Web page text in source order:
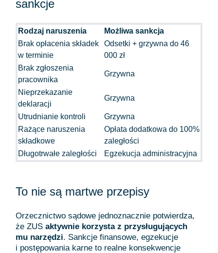
sankcje
Rodzaj naruszenia
Możliwa sankcja
Brak opłacenia składek
w terminie
Odsetki + grzywna do 46
000 zł
Brak zgłoszenia
pracownika
Grzywna
Nieprzekazanie
deklaracji
Grzywna
Utrudnianie kontroli
Grzywna
Rażące naruszenia
składkowe
Opłata dodatkowa do 100%
zaległości
Długotrwałe zaległości
Egzekucja administracyjna
To nie są martwe przepisy
Orzecznictwo sądowe jednoznacznie potwierdza,
że ZUS aktywnie korzysta z przysługujących
mu narzędzi. Sankcje finansowe, egzekucje
i postępowania karne to realne konsekwencje